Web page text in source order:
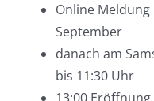
Online
September
danach am
bis 11:30 Uhr